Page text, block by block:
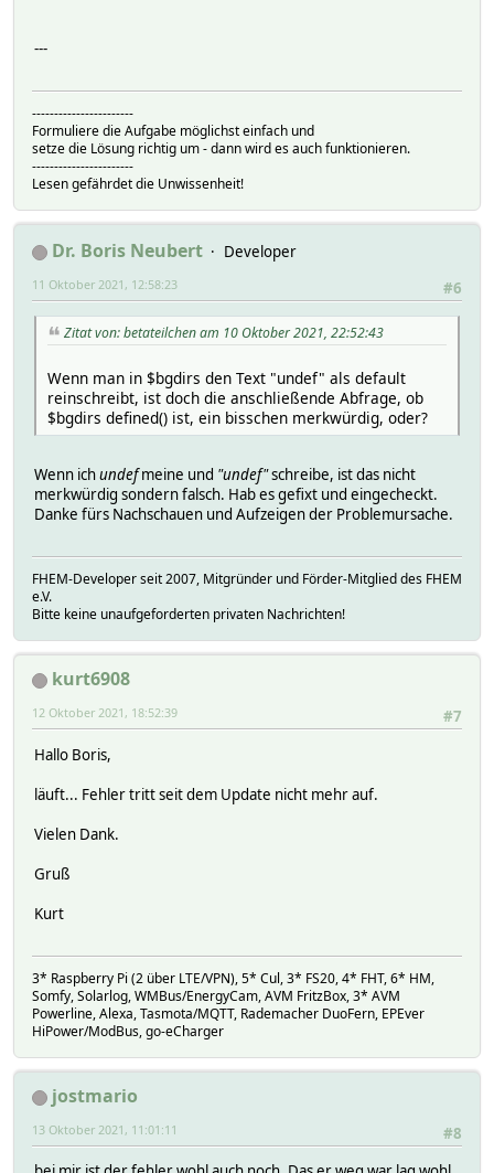
---
-----------------------
Formuliere die Aufgabe möglichst einfach und
setze die Lösung richtig um - dann wird es auch funktionieren.
-----------------------
Lesen gefährdet die Unwissenheit!
Dr. Boris Neubert
Developer
#6
11 Oktober 2021, 12:58:23
Zitat von: betateilchen am 10 Oktober 2021, 22:52:43
Wenn man in $bgdirs den Text "undef" als default
reinschreibt, ist doch die anschließende Abfrage, ob
$bgdirs defined() ist, ein bisschen merkwürdig, oder?
Wenn ichundefmeine und "undef"schreibe, ist das nicht
merkwürdig sondern falsch. Hab es gefixt und eingecheckt.
Danke fürs Nachschauen und Aufzeigen der Problemursache.
FHEM-Developer seit 2007, Mitgründer und Förder-Mitglied des FHEM
e.V.
Bitte keine unaufgeforderten privaten Nachrichten!
kurt6908
#7
12 Oktober 2021, 18:52:39
Hallo Boris,
läuft... Fehler tritt seit dem Update nicht mehr auf.
Vielen Dank.
Gruß
Kurt
3* Raspberry Pi (2 über LTE/VPN), 5* Cul, 3* FS20, 4* FHT, 6* HM,
Somfy, Solarlog, WMBus/EnergyCam, AVM FritzBox, 3* AVM
Powerline, Alexa, Tasmota/MQTT, Rademacher DuoFern, EPEver
HiPower/ModBus, go-eCharger
jostmario
#8
13 Oktober 2021, 11:01:11